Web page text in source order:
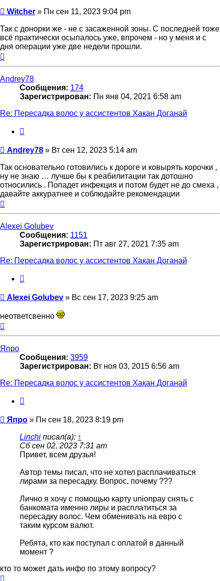
Сообщение
Witcher » Пн сен 11, 2023 9:04 pm
Так с донорки же - не с засаженной зоны. С последней тоже
всё практически осыпалось уже, впрочем - но у меня и с
дня операции уже две недели прошли.
Andrey78
Сообщения: 174
Зарегистрирован: Пн янв 04, 2021 6:58 am
Re: Пересадка волос у ассистентов Хакан Доганай
Сообщение
Andrey78 » Вт сен 12, 2023 5:14 am
Так основательно готовились к дороге и ковырять корочки ,
ну не знаю … лучше бы к реабилитации так дотошно
относились . Попадет инфекция и потом будет не до смеха ,
давайте аккуратнее и соблюдайте рекомендации
Alexei Golubev
Сообщения: 1151
Зарегистрирован: Пт авг 27, 2021 7:35 am
Re: Пересадка волос у ассистентов Хакан Доганай
Сообщение
Alexei Golubev » Вс сен 17, 2023 9:25 am
неответсвенно
Япро
Сообщения: 3959
Зарегистрирован: Вт ноя 03, 2015 6:56 am
Re: Пересадка волос у ассистентов Хакан Доганай
Сообщение
Япро » Пн сен 18, 2023 8:19 pm
Linchi писал(а): ↑
Сб сен 02, 2023 7:31 am
Привет, всем друзья!
Автор темы писал, что не хотел расплачиваться
лирами за пересадку. Вопрос, почему ???
Лично я хочу с помощью карту unionpay снять с
банкомата именно лиры и расплатиться за
пересадку волос. Чем обменивать на евро с
таким курсом валют.
Ребята, кто как поступал с оплатой в данный
момент ?
кто то может дать инфо по этому вопросу?